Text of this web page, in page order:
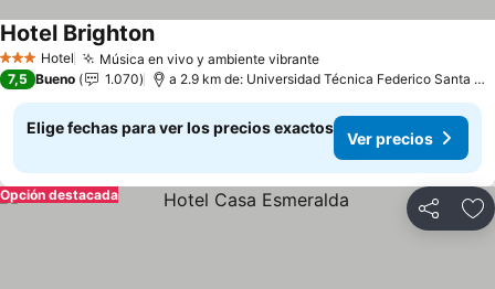
3 Estrellas
Hotel Música en vivo y ambiente vibrante
Hotel Brighton
7,5 Bueno 1.070 a 2.9 km de: Universidad Técnica Federico Santa María
Elige fechas para ver los precios exactos
Ver precios
Compartir
Opción destacada